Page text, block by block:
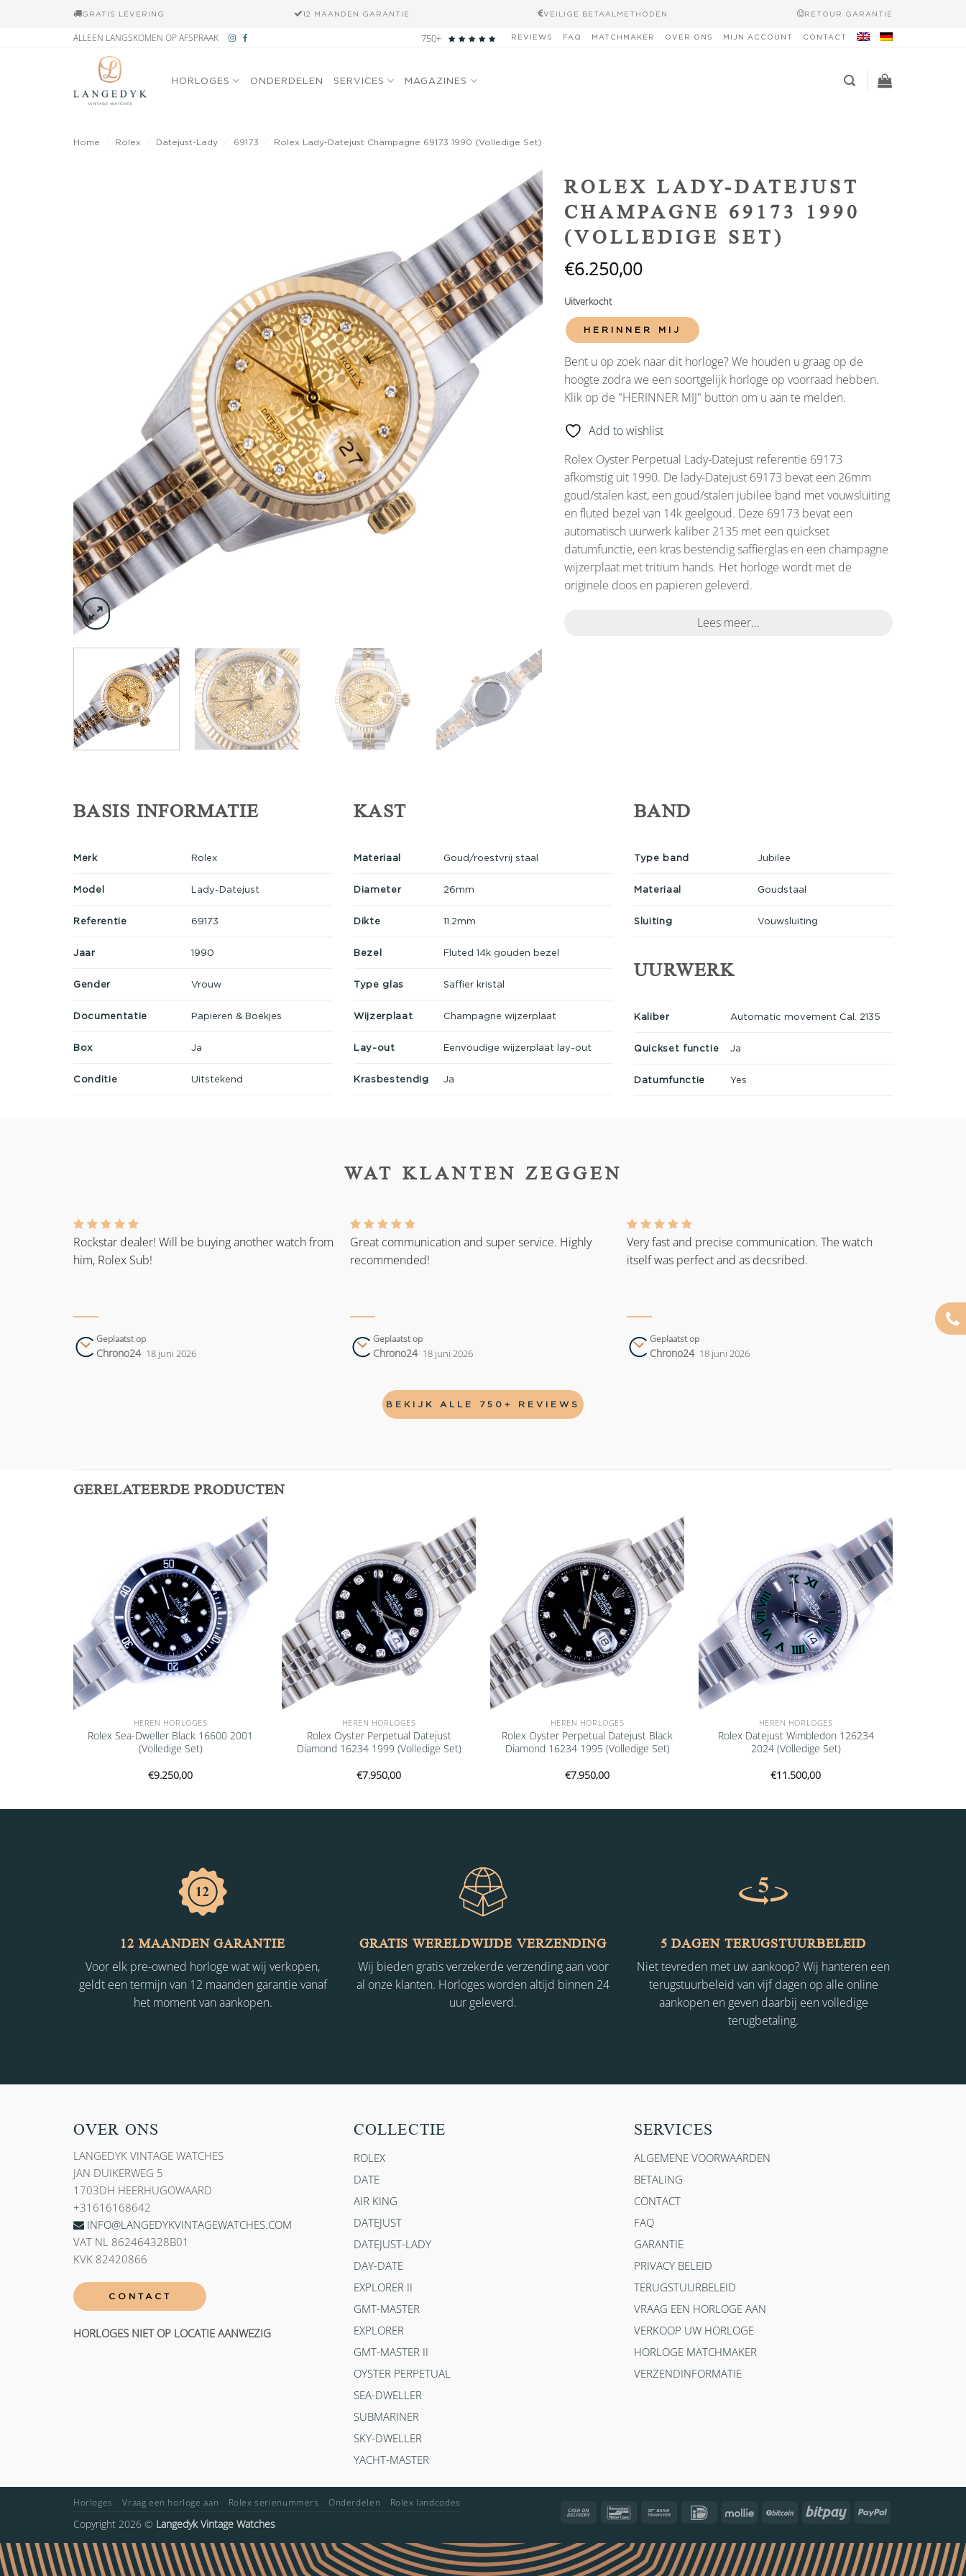
GRATIS LEVERING 12 MAANDEN GARANTIE VEILIGE BETAALMETHODEN RETOUR GARANTIE
ALLEEN LANGSKOMEN OP AFSPRAAK 750+ REVIEWS FAQ MATCHMAKER OVER ONS MIJN ACCOUNT CONTACT
HORLOGES ONDERDELEN SERVICES MAGAZINES
Home Rolex Datejust-Lady 69173 Rolex Lady-Datejust Champagne 69173 1990 (Volledige Set)
Add to
wishlist
ROLEX LADY-DATEJUST
CHAMPAGNE 69173 1990
(VOLLEDIGE SET)
€6.250,00
Uitverkocht
HERINNER MIJ
Bent u op zoek naar dit horloge? We houden u graag op de
hoogte zodra we een soortgelijk horloge op voorraad hebben.
Klik op de "HERINNER MIJ" button om u aan te melden.
Add to wishlist
Rolex Oyster Perpetual Lady-Datejust referentie 69173
afkomstig uit 1990. De lady-Datejust 69173 bevat een 26mm
goud/stalen kast, een goud/stalen jubilee band met vouwsluiting
en fluted bezel van 14k geelgoud. Deze 69173 bevat een
automatisch uurwerk kaliber 2135 met een quickset
datumfunctie, een kras bestendig saffierglas en een champagne
wijzerplaat met tritium hands. Het horloge wordt met de
originele doos en papieren geleverd.
Lees meer...
BASIS INFORMATIE
Merk Rolex
Model Lady-Datejust
Referentie 69173
Jaar 1990
Gender Vrouw
Documentatie Papieren & Boekjes
Box Ja
Conditie Uitstekend
KAST
Materiaal Goud/roestvrij staal
Diameter 26mm
Dikte 11.2mm
Bezel Fluted 14k gouden bezel
Type glas Saffier kristal
Wijzerplaat Champagne wijzerplaat
Lay-out Eenvoudige wijzerplaat lay-out
Krasbestendig Ja
BAND
Type band Jubilee
Materiaal Goudstaal
Sluiting Vouwsluiting
UURWERK
Kaliber Automatic movement Cal. 2135
Quickset functie Ja
Datumfunctie Yes
WAT KLANTEN ZEGGEN
Rockstar dealer! Will be buying another watch from
him, Rolex Sub!
Geplaatst op
Chrono24 18 juni 2026
Great communication and super service. Highly
recommended!
Geplaatst op
Chrono24 18 juni 2026
Very fast and precise communication. The watch
itself was perfect and as decsribed.
Geplaatst op
Chrono24 18 juni 2026
BEKIJK ALLE 750+ REVIEWS
GERELATEERDE PRODUCTEN
Add to
wishlist
HEREN HORLOGES
Rolex Sea-Dweller Black 16600 2001
(Volledige Set)
€9.250,00
Add to
wishlist
HEREN HORLOGES
Rolex Oyster Perpetual Datejust
Diamond 16234 1999 (Volledige Set)
€7.950,00
Add to
wishlist
HEREN HORLOGES
Rolex Oyster Perpetual Datejust Black
Diamond 16234 1995 (Volledige Set)
€7.950,00
Add to
wishlist
HEREN HORLOGES
Rolex Datejust Wimbledon 126234
2024 (Volledige Set)
€11.500,00
12 MAANDEN GARANTIE
Voor elk pre-owned horloge wat wij verkopen,
geldt een termijn van 12 maanden garantie vanaf
het moment van aankopen.
GRATIS WERELDWIJDE VERZENDING
Wij bieden gratis verzekerde verzending aan voor
al onze klanten. Horloges worden altijd binnen 24
uur geleverd.
5 DAGEN TERUGSTUURBELEID
Niet tevreden met uw aankoop? Wij hanteren een
terugstuurbeleid van vijf dagen op alle online
aankopen en geven daarbij een volledige
terugbetaling.
OVER ONS
LANGEDYK VINTAGE WATCHES
JAN DUIKERWEG 5
1703DH HEERHUGOWAARD
+31616168642
INFO@LANGEDYKVINTAGEWATCHES.COM
VAT NL 862464328B01
KVK 82420866
CONTACT
HORLOGES NIET OP LOCATIE AANWEZIG
COLLECTIE
ROLEX
DATE
AIR KING
DATEJUST
DATEJUST-LADY
DAY-DATE
EXPLORER II
GMT-MASTER
EXPLORER
GMT-MASTER II
OYSTER PERPETUAL
SEA-DWELLER
SUBMARINER
SKY-DWELLER
YACHT-MASTER
SERVICES
ALGEMENE VOORWAARDEN
BETALING
CONTACT
FAQ
GARANTIE
PRIVACY BELEID
TERUGSTUURBELEID
VRAAG EEN HORLOGE AAN
VERKOOP UW HORLOGE
HORLOGE MATCHMAKER
VERZENDINFORMATIE
Cash
Delivery
Bancontact Bank
IDeal Mollie BitCoin Bitpay PayPal
Horloges Vraag een horloge aan Rolex serienummers Onderdelen Rolex landcodes
Copyright 2026 © Langedyk Vintage Watches